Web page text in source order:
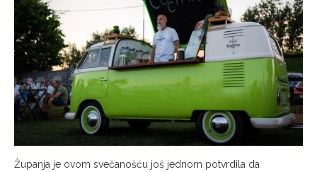
Županja je ovom svečanošću još jednom potvrdila da